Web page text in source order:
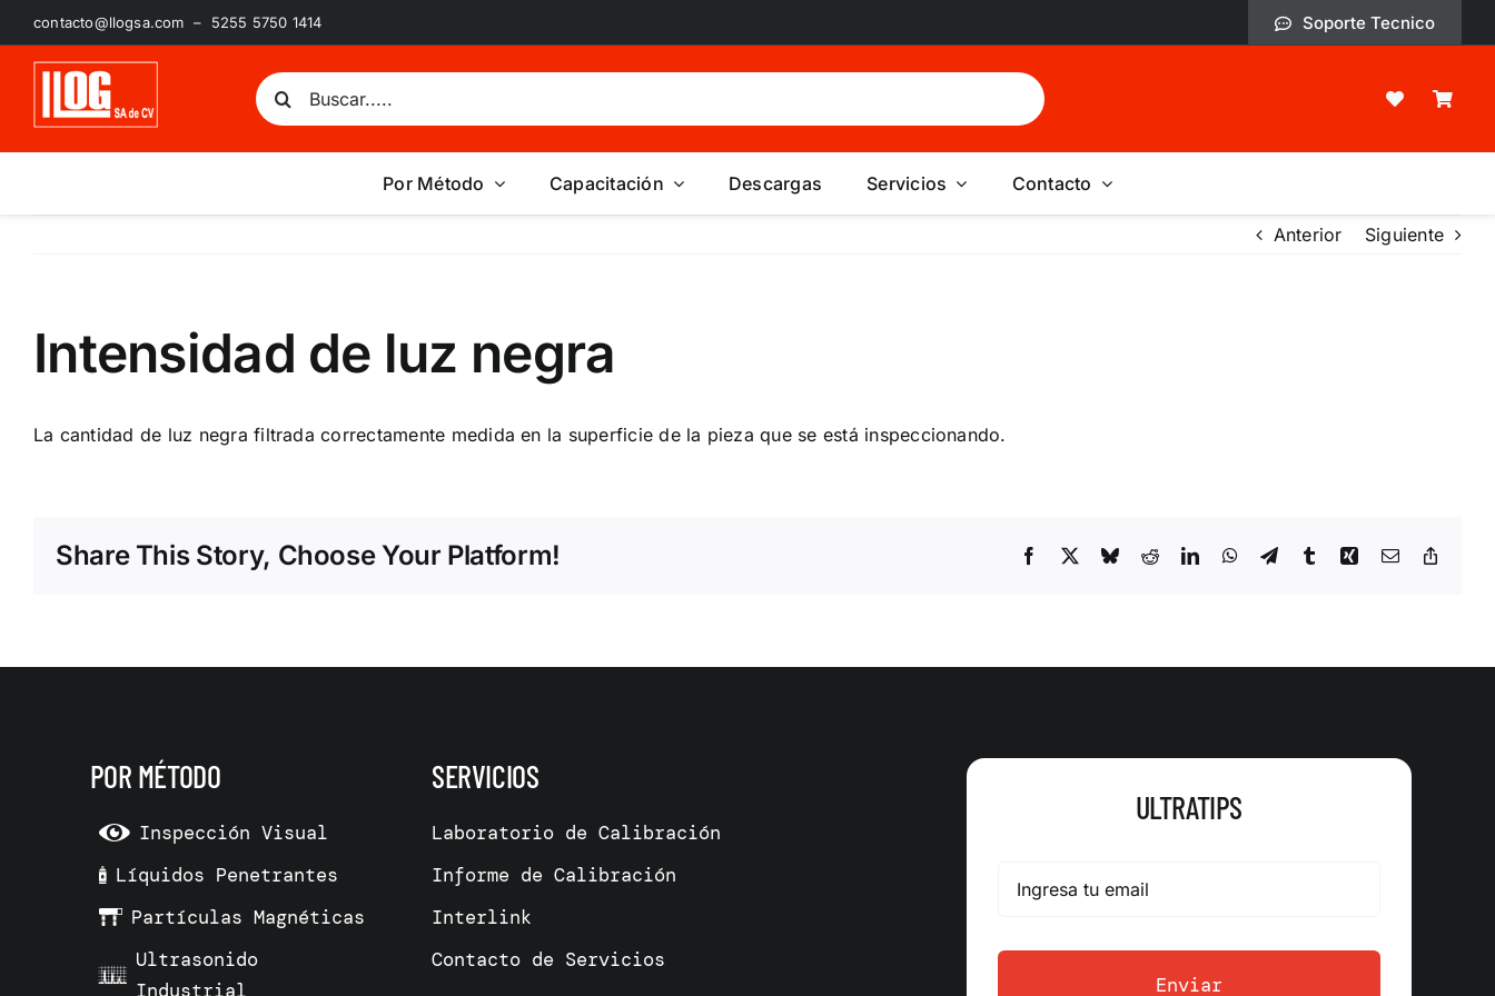
Saltar
al
contenido
contacto@llogsa.com – 5255 5750 1414 Soporte Tecnico
Buscar:
Por Método Capacitación Descargas Servicios Contacto
Anterior Siguiente
Intensidad de luz negra
La cantidad de luz negra filtrada correctamente medida en la superficie de la pieza que se está inspeccionando.
Share This Story, Choose Your Platform! Facebook
X BlueskyRedditLinkedInWhatsApp
TelegramTumblrXing Correo
POR MÉTODO
Inspección Visual
Líquidos Penetrantes
Partículas Magnéticas
Ultrasonido
Industrial
SERVICIOS
Laboratorio de Calibración
Informe de Calibración
Interlink
Contacto de Servicios
ULTRATIPS
Enviar